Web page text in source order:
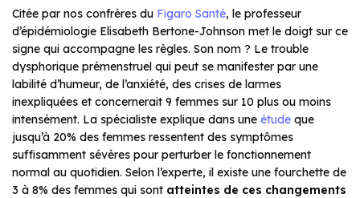
Citée par nos confrères du Figaro Santé, le professeur
d’épidémiologie Elisabeth Bertone-Johnson met le doigt sur ce
signe qui accompagne les règles. Son nom ? Le trouble
dysphorique prémenstruel qui peut se manifester par une
labilité d’humeur, de l’anxiété, des crises de larmes
inexpliquées et concernerait 9 femmes sur 10 plus ou moins
intensément. La spécialiste explique dans une étude que
jusqu’à 20% des femmes ressentent des symptômes
suffisamment sévères pour perturber le fonctionnement
normal au quotidien. Selon l’experte, il existe une fourchette de
3 à 8% des femmes qui sont atteintes de ces changements